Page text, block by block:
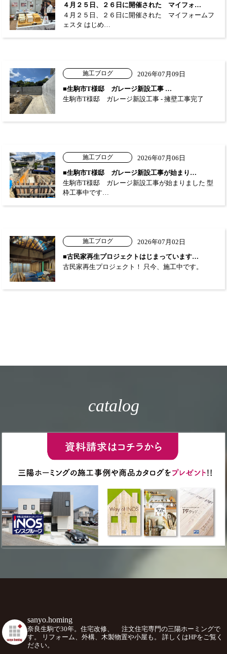
４月２５日、２６日に開催された マイフォ…
４月２５日、２６日に開催された マイフォームフ
ェスタ はじめ…
施工ブログ
2026年07月09日
■生駒市T様邸 ガレージ新設工事 …
生駒市T様邸 ガレージ新設工事 - 擁壁工事完了
施工ブログ
2026年07月06日
■生駒市T様邸 ガレージ新設工事が始まり…
生駒市T様邸 ガレージ新設工事が始まりました 型
枠工事中です…
施工ブログ
2026年07月02日
■古民家再生プロジェクトはじまっています…
古民家再生プロジェクト！ 只今、施工中です。
catalog
sanyo.homing
奈良生駒で30年。住宅改修、
注文住宅専門の三陽ホーミングで
す。
リフォーム、外構、木製物置や小屋も。
詳しくはHPをご覧く
ださい。